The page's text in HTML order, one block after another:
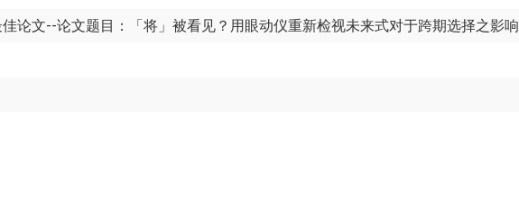
论文--论文题目：「将」被看见？用眼动仪重新检视未来式对于跨期选择之影响